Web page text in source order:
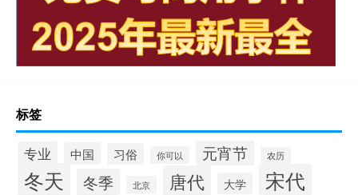
标签
专业 中国 习俗 你可以 元宵节 农历
冬天 冬季 北京 唐代 大学 宋代